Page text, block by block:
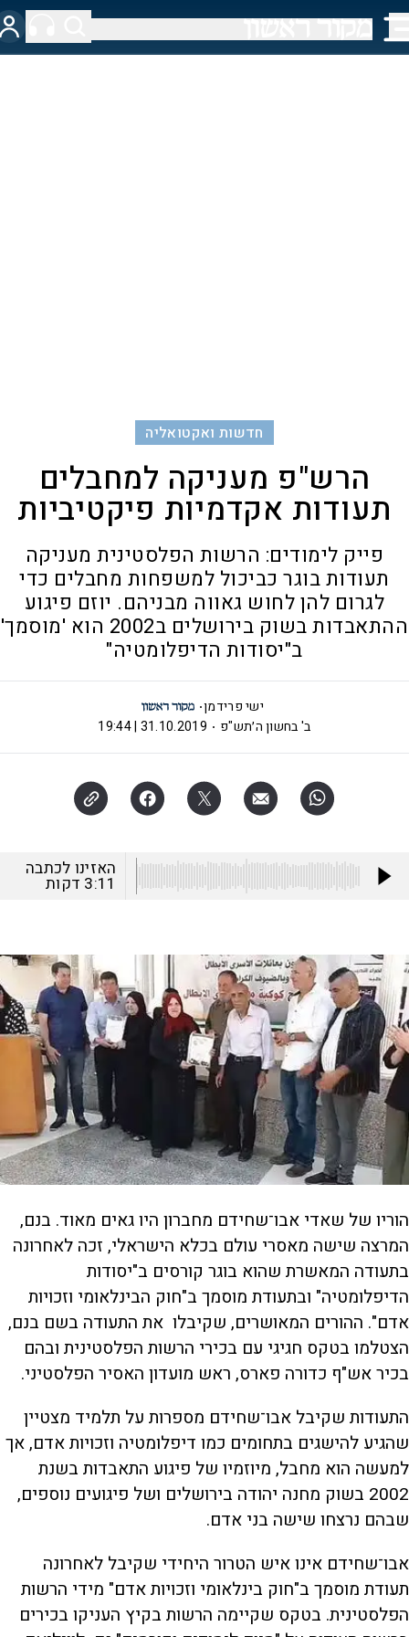
חדשות ואקטואליה
הרש"פ מעניקה למחבלים
תעודות אקדמיות פיקטיביות
פייק לימודים: הרשות הפלסטינית מעניקה
תעודות בוגר כביכול למשפחות מחבלים כדי
לגרום להן לחוש גאווה מבניהם. יוזם פיגוע
ההתאבדות בשוק בירושלים ב2002 הוא 'מוסמך'
ב"יסודות הדיפלומטיה"
ישי פרידמן
ב' בחשון ה׳תש"פ
31.10.2019 | 19:44
האזינו לכתבה
3:11 דקות
הוריו של שאדי אבו־שחידם מחברון היו גאים מאוד. בנם,
המרצה שישה מאסרי עולם בכלא הישראלי, זכה לאחרונה
בתעודה המאשרת שהוא בוגר קורסים ב"יסודות
הדיפלומטיה" ובתעודת מוסמך ב"חוק הבינלאומי וזכויות
אדם". ההורים המאושרים, שקיבלו את התעודה בשם בנם,
הצטלמו בטקס חגיגי עם בכירי הרשות הפלסטינית ובהם
בכיר אש"ף כדורה פארס, ראש מועדון האסיר הפלסטיני.
התעודות שקיבל אבו־שחידם מספרות על תלמיד מצטיין
שהגיע להישגים בתחומים כמו דיפלומטיה וזכויות אדם, אך
למעשה הוא מחבל, מיוזמיו של פיגוע התאבדות בשנת
2002 בשוק מחנה יהודה בירושלים ושל פיגועים נוספים,
שבהם נרצחו שישה בני אדם.
אבו־שחידם אינו איש הטרור היחידי שקיבל לאחרונה
תעודת מוסמך ב"חוק בינלאומי וזכויות אדם" מידי הרשות
הפלסטינית. בטקס שקיימה הרשות בקיץ העניקו בכירים